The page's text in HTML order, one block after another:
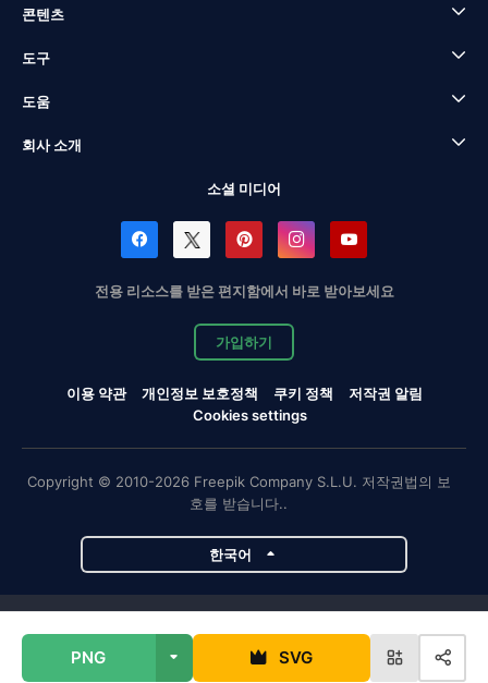
PNG SVG
콘텐츠
도구
도움
회사 소개
소셜 미디어
전용 리소스를 받은 편지함에서 바로 받아보세요
가입하기
이용 약관 개인정보 보호정책 쿠키 정책
저작권 알림
Cookies settings
Copyright © 2010-2026 Freepik Company S.L.U. 저작권법의 보
호를 받습니다..
한국어